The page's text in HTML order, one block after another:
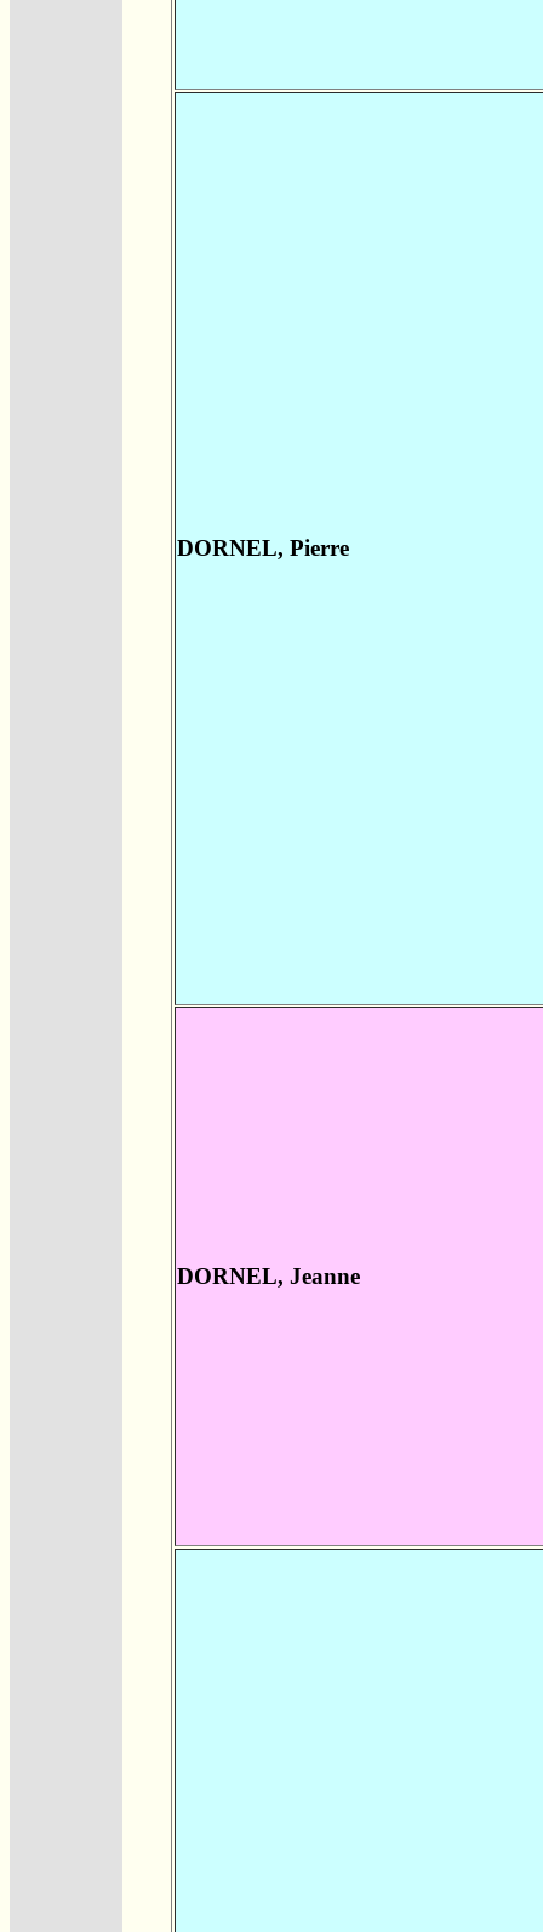
DORNEL, Pierre
DORNEL, Jeanne